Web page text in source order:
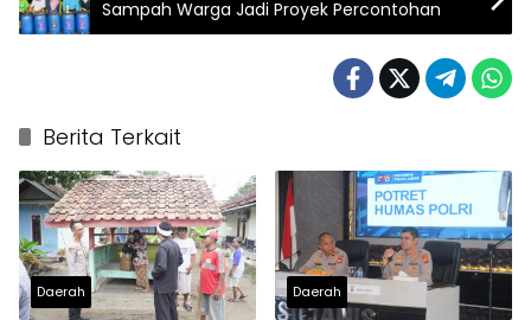
Sampah Warga Jadi Proyek Percontohan
Berita Terkait
Daerah Daerah